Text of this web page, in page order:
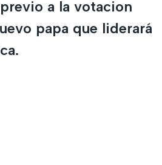
a la votacion
papa que liderará